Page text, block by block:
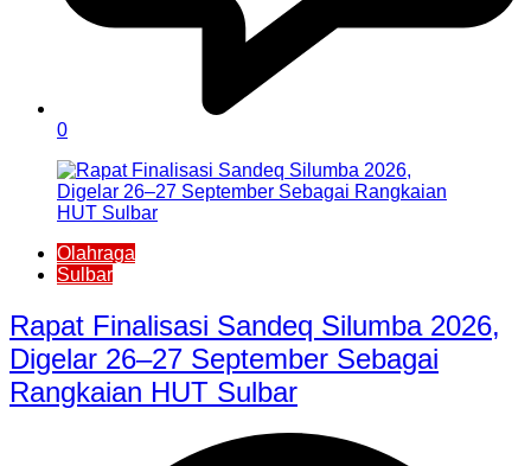
0
Olahraga
Sulbar
Rapat Finalisasi Sandeq Silumba 2026,
Digelar 26–27 September Sebagai
Rangkaian HUT Sulbar